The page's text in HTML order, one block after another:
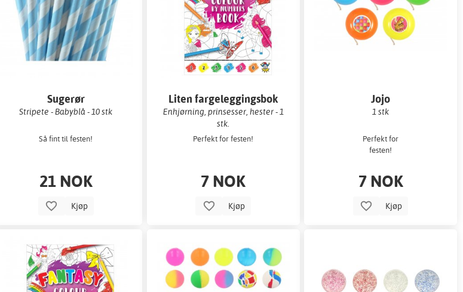
Sugerør
Stripete - Babyblå - 10 stk
Så fint til festen!
21 NOK
Kjøp
Liten fargeleggingsbok
Enhjørning, prinsesser, hester - 1
stk.
Perfekt for festen!
7 NOK
Kjøp
Jojo
1 stk
Perfekt for
festen!
7 NOK
Kjøp